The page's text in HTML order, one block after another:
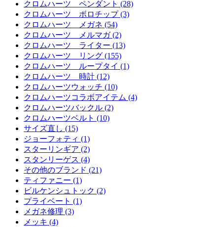
クロムハーツ ペンダント (28)
クロムハーツ ボロチップ (3)
クロムハーツ メガネ (54)
クロムハーツ メルマガ (2)
クロムハーツ ライター (13)
クロムハーツ リング (155)
クロムハーツ ループタイ (1)
クロムハーツ 時計 (12)
クロムハーツウォッチ (10)
クロムハーツコラボアイテム (4)
クロムハーツバックル (2)
クロムハーツベルト (10)
サイズ直し (15)
ジョーフォティ (1)
スターリンギア (2)
スタンリーゲス (4)
その他のブランド (21)
ティファニー (1)
ビルケンシュトック (2)
プライベート (1)
メガネ修理 (3)
メッキ (4)